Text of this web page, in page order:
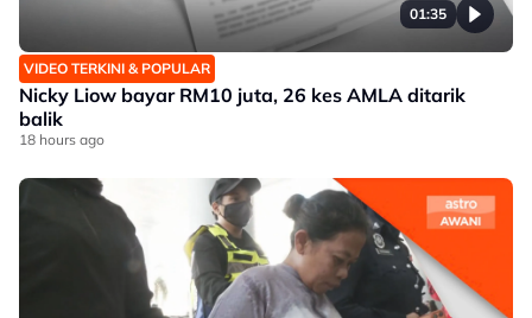
01:35
VIDEO TERKINI & POPULAR
Nicky Liow bayar RM10 juta, 26 kes AMLA ditarik
balik
18 hours ago